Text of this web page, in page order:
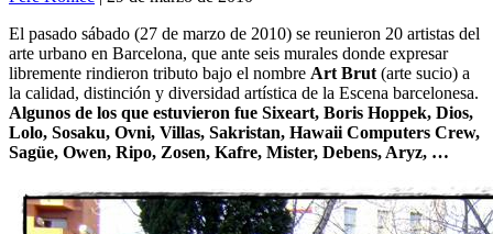
El pasado sábado (27 de marzo de 2010) se reunieron 20 artistas del
arte urbano en Barcelona, que ante seis murales donde expresar
libremente rindieron tributo bajo el nombre Art Brut (arte sucio) a
la calidad, distinción y diversidad artística de la Escena barcelonesa.
Algunos de los que estuvieron fue Sixeart, Boris Hoppek, Dios,
Lolo, Sosaku, Ovni, Villas, Sakristan, Hawaii Computers Crew,
Sagüe, Owen, Ripo, Zosen, Kafre, Mister, Debens, Aryz, …